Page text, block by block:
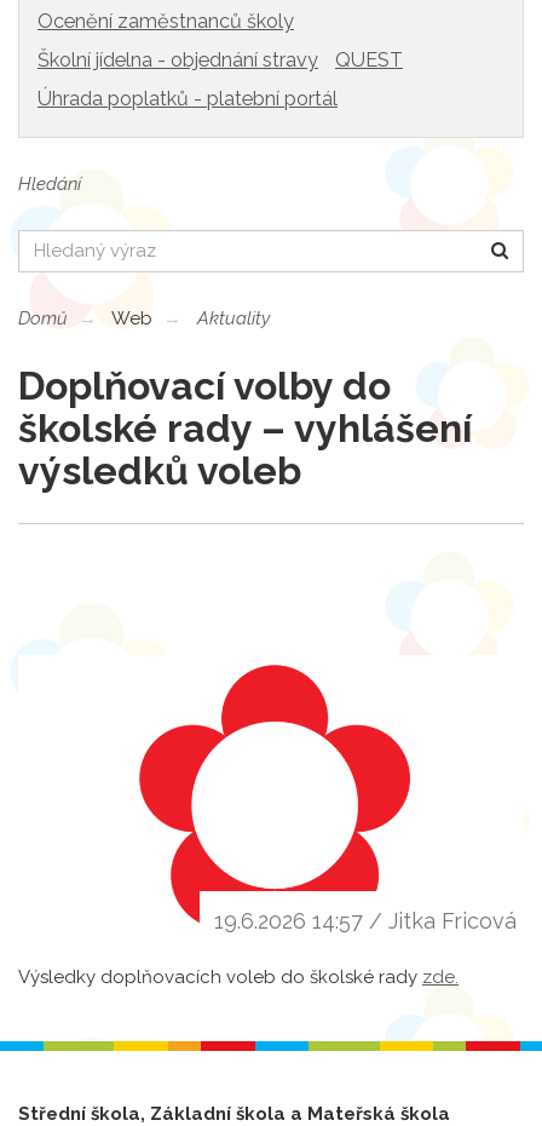
Ocenění zaměstnanců školy
Školní jídelna - objednání stravy
QUEST
Úhrada poplatků - platební portál
Hledání
Hledat
Domů Web Aktuality
Doplňovací volby do
školské rady – vyhlášení
výsledků voleb
19.6.2026 14:57 / Jitka Fricová
Výsledky doplňovacích voleb do školské rady zde.
Střední škola, Základní škola a Mateřská škola